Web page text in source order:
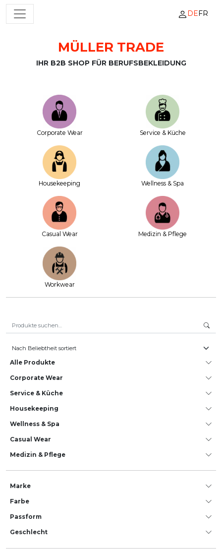
Zum Inhalt springen
HAUPTNAVIGATION DEFR
MÜLLER TRADE
IHR B2B SHOP FÜR BERUFSBEKLEIDUNG
Corporate Wear Service & Küche
House­keeping Wellness & Spa
Casual Wear Medizin & Pflege
Workwear
Alle Produkte
Corporate Wear
Service & Küche
House­keeping
Wellness & Spa
Casual Wear
Medizin & Pflege
Marke
Farbe
Passform
Geschlecht